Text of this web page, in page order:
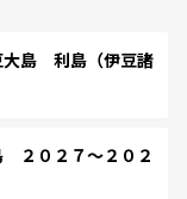
島 利島（伊豆諸
０２７～２０２